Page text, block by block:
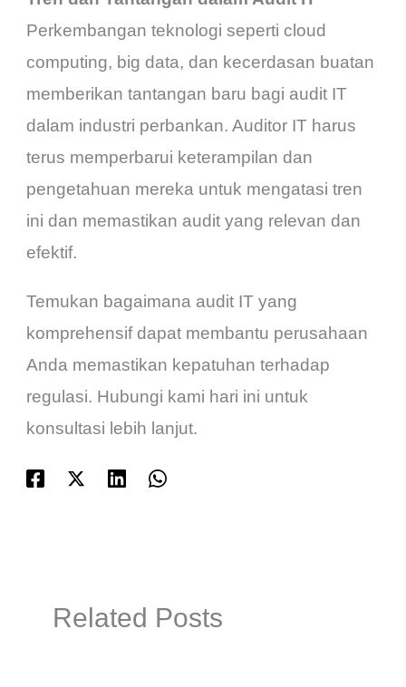
Perkembangan teknologi seperti cloud
computing, big data, dan kecerdasan buatan
memberikan tantangan baru bagi audit IT
dalam industri perbankan. Auditor IT harus
terus memperbarui keterampilan dan
pengetahuan mereka untuk mengatasi tren
ini dan memastikan audit yang relevan dan
efektif.
Temukan bagaimana audit IT yang
komprehensif dapat membantu perusahaan
Anda memastikan kepatuhan terhadap
regulasi. Hubungi kami hari ini untuk
konsultasi lebih lanjut.
Related Posts